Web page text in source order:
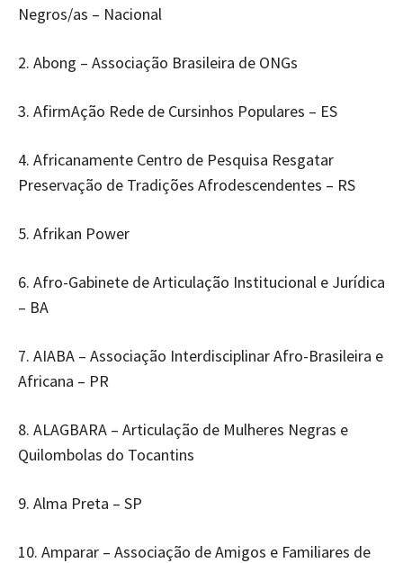
Negros/as – Nacional
2. Abong – Associação Brasileira de ONGs
3. AfirmAção Rede de Cursinhos Populares – ES
4. Africanamente Centro de Pesquisa Resgatar
Preservação de Tradições Afrodescendentes – RS
5. Afrikan Power
6. Afro-Gabinete de Articulação Institucional e Jurídica
– BA
7. AIABA – Associação Interdisciplinar Afro-Brasileira e
Africana – PR
8. ALAGBARA – Articulação de Mulheres Negras e
Quilombolas do Tocantins
9. Alma Preta – SP
10. Amparar – Associação de Amigos e Familiares de